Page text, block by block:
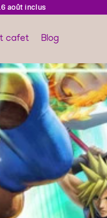
août inclus
cafet Blog